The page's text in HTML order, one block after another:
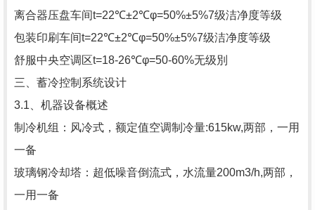
离合器压盘车间t=22℃±2℃φ=50%±5%7级洁净度等级
包装印刷车间t=22℃±2℃φ=50%±5%7级洁净度等级
舒服中央空调区t=18-26℃φ=50-60%无级別
三、蓄冷控制系统设计
3.1、机器设备概述
制冷机组：风冷式，额定值空调制冷量:615kw,两部，一用
一备
玻璃钢冷却塔：超低噪音倒流式，水流量200m3/h,两部，
一用一备